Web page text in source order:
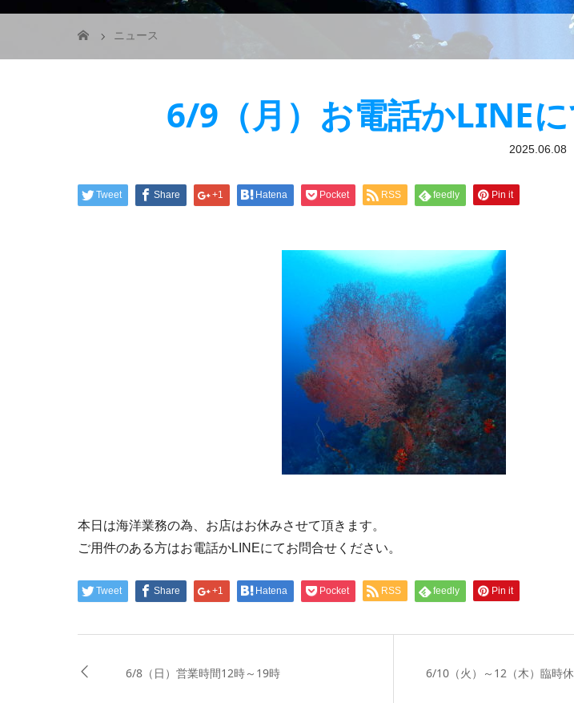
ニュース
6/9（月）お電話かLINEに
2025.06.08
Tweet Share +1 Hatena Pocket RSS feedly Pin it
本日は海洋業務の為、お店はお休みさせて頂きます。
ご用件のある方はお電話かLINEにてお問合せください。
Tweet Share +1 Hatena Pocket RSS feedly Pin it
6/8（日）営業時間12時～19時 6/10（火）～12（木）臨時休